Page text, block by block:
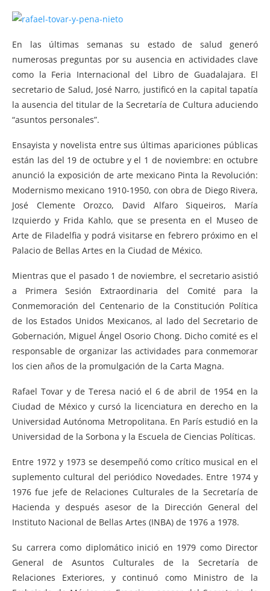
En las últimas semanas su estado de salud generó
numerosas preguntas por su ausencia en actividades clave
como la Feria Internacional del Libro de Guadalajara. El
secretario de Salud, José Narro, justificó en la capital tapatía
la ausencia del titular de la Secretaría de Cultura aduciendo
“asuntos personales”.
Ensayista y novelista entre sus últimas apariciones públicas
están las del 19 de octubre y el 1 de noviembre: en octubre
anunció la exposición de arte mexicano Pinta la Revolución:
Modernismo mexicano 1910-1950, con obra de Diego Rivera,
José Clemente Orozco, David Alfaro Siqueiros, María
Izquierdo y Frida Kahlo, que se presenta en el Museo de
Arte de Filadelfia y podrá visitarse en febrero próximo en el
Palacio de Bellas Artes en la Ciudad de México.
Mientras que el pasado 1 de noviembre, el secretario asistió
a Primera Sesión Extraordinaria del Comité para la
Conmemoración del Centenario de la Constitución Política
de los Estados Unidos Mexicanos, al lado del Secretario de
Gobernación, Miguel Ángel Osorio Chong. Dicho comité es el
responsable de organizar las actividades para conmemorar
los cien años de la promulgación de la Carta Magna.
Rafael Tovar y de Teresa nació el 6 de abril de 1954 en la
Ciudad de México y cursó la licenciatura en derecho en la
Universidad Autónoma Metropolitana. En París estudió en la
Universidad de la Sorbona y la Escuela de Ciencias Políticas.
Entre 1972 y 1973 se desempeñó como crítico musical en el
suplemento cultural del periódico Novedades. Entre 1974 y
1976 fue jefe de Relaciones Culturales de la Secretaría de
Hacienda y después asesor de la Dirección General del
Instituto Nacional de Bellas Artes (INBA) de 1976 a 1978.
Su carrera como diplomático inició en 1979 como Director
General de Asuntos Culturales de la Secretaría de
Relaciones Exteriores, y continuó como Ministro de la